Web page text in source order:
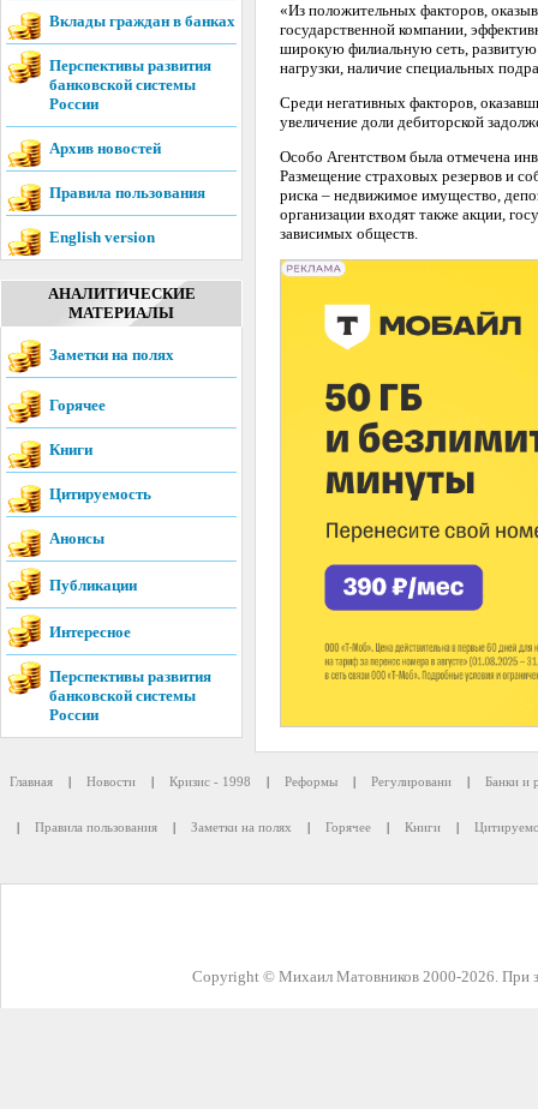
Вклады граждан в банках
Перспективы развития
банковской системы
России
Архив новостей
Правила пользования
English version
АНАЛИТИЧЕСКИЕ
МАТЕРИАЛЫ
Заметки на полях
Горячее
Книги
Цитируемость
Анонсы
Публикации
Интересное
Перспективы развития
банковской системы
России
«Из положительных факторов,
государственной компании,
широкую филиальную сеть, развитую
нагрузки, наличие специальных
Среди негативных факторов,
увеличение доли дебиторской
Особо Агентством была отмечена
Размещение страховых резервов и
риска – недвижимое имущество,
организации входят также акции,
зависимых обществ.
Главная | Новости | Кризис - 1998 | Реформы | Регулировани | Банки и
| Правила пользования | Заметки на полях | Горячее | Книги |
Copyright © Михаил Матовников 2000-2026. При